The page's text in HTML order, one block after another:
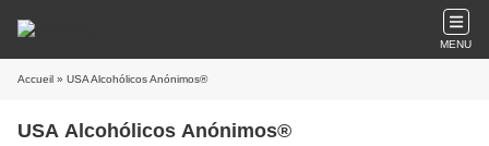
MENU
Accueil » USA Alcohólicos Anónimos®
USA Alcohólicos Anónimos®